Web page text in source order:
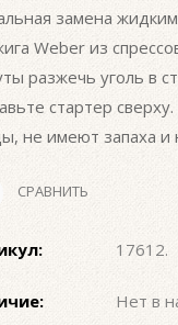
замена
Weber из
разжечь уголь в
стартер
не имеют запаха и
СРАВНИТЬ
17612.
Нет в